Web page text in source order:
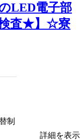
LED電子部
検査★】☆寮
制
詳細を表示